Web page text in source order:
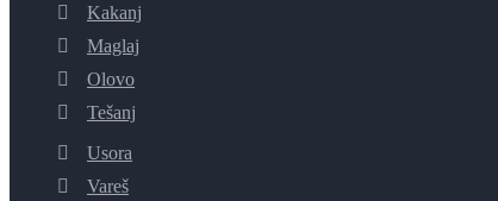
Kakanj
Maglaj
Olovo
Tešanj
Usora
Vareš